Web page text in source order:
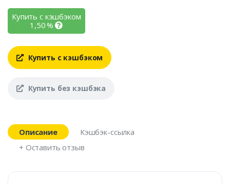
Купить с кэшбэком
1,50%
Купить с кэшбэком
Купить без кэшбэка
Описание
Кэшбэк-ссылка
+ Оставить отзыв